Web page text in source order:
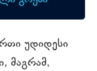
უდიდესი
მაგრამ,